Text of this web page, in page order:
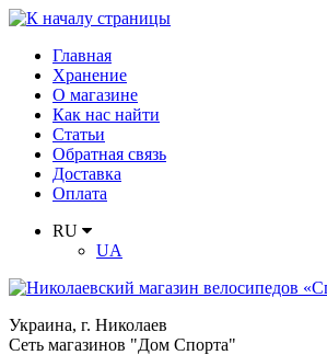
Главная
Хранение
О магазине
Как нас найти
Статьи
Обратная связь
Доставка
Оплата
RU
UA
Украина, г. Николаев
Сеть магазинов "Дом Спорта"